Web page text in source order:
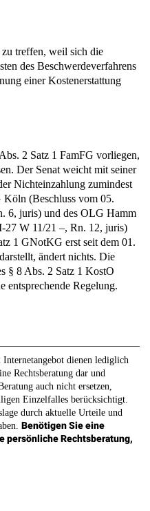
treffen, weil sich die
des Beschwerdeverfahrens
einer Kostenerstattung
2 Satz 1 FamFG vorliegen,
Der Senat weicht mit seiner
Nichteinzahlung zumindest
Köln (Beschluss vom 05.
6, juris) und des OLG Hamm
27 W 11/21 –, Rn. 12, juris)
1 GNotKG erst seit dem 01.
ändert nichts. Die
§ 8 Abs. 2 Satz 1 KostO
entsprechende Regelung.
dienen lediglich
Rechtsberatung dar und
auch nicht ersetzen,
Einzelfalles berücksichtigt.
durch aktuelle Urteile und
Benötigen Sie eine
persönliche Rechtsberatung,